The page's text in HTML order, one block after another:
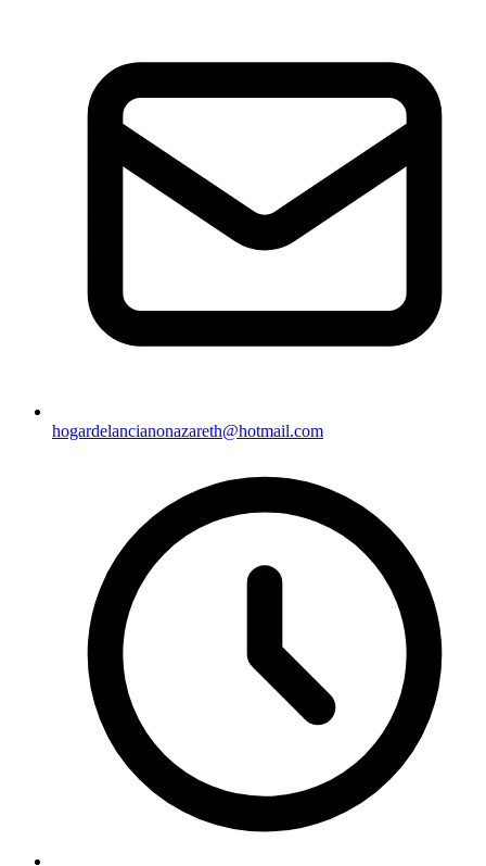
hogardelancianonazareth@hotmail.com